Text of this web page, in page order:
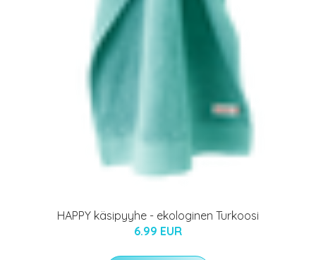
HAPPY käsipyyhe - ekologinen Turkoosi
6.99 EUR